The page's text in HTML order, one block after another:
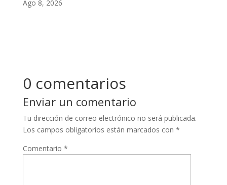
Ago 8, 2026
0 comentarios
Enviar un comentario
Tu dirección de correo electrónico no será publicada.
Los campos obligatorios están marcados con *
Comentario *